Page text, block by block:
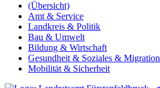
(Übersicht)
Amt & Service
Landkreis & Politik
Bau & Umwelt
Bildung & Wirtschaft
Gesundheit & Soziales & Migration
Mobilität & Sicherheit